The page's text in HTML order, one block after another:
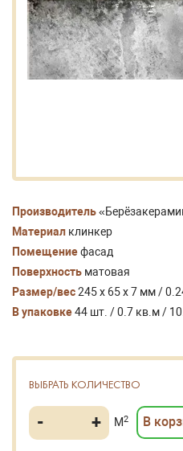
Производитель
Материал клинкер
Помещениефасад
Поверхность матовая
Размер/вес245 x 65 x 7 мм /
В упаковке44 шт. / 0.7 кв.м /
ВЫБРАТЬ КОЛИЧЕСТВО
- + М2 В